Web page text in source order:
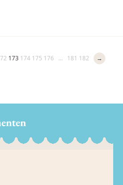
173 174 175 176 ... 181 182 →